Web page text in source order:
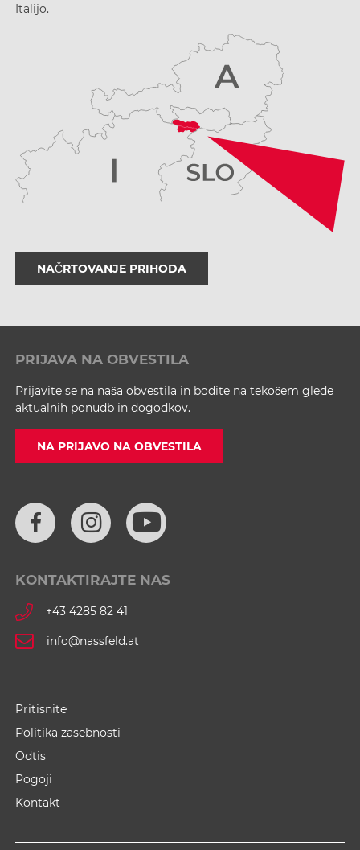
Italijo.
NAČRTOVANJE PRIHODA
KONTAKTIRAJTE NAS
+43 4285 82 41
info@nassfeld.at
Pritisnite
Politika zasebnosti
Odtis
Pogoji
Kontakt
PRIJAVA NA OBVESTILA
Prijavite se na naša obvestila in bodite na tekočem glede
aktualnih ponudb in dogodkov.
NA PRIJAVO NA OBVESTILA